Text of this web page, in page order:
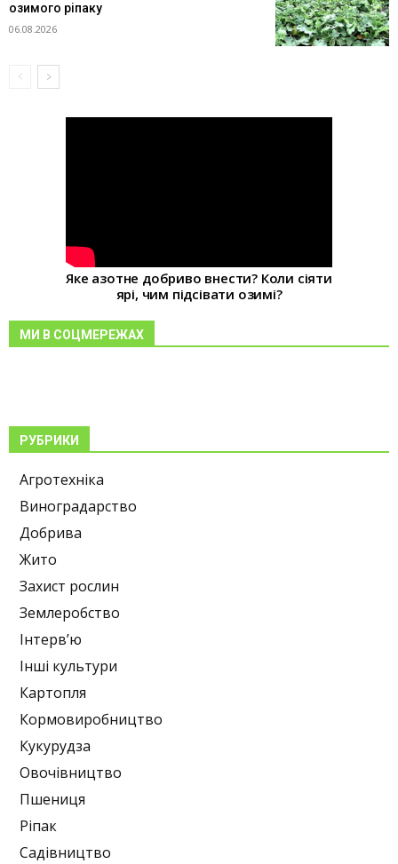
озимого ріпаку
06.08.2026
Яке азотне добриво внести? Коли сіяти
ярі, чим підсівати озимі?
МИ В СОЦМЕРЕЖАХ
РУБРИКИ
Агротехніка
Виноградарство
Добрива
Жито
Захист рослин
Землеробство
Інтерв’ю
Інші культури
Картопля
Кормовиробництво
Кукурудза
Овочівництво
Пшениця
Ріпак
Садівництво